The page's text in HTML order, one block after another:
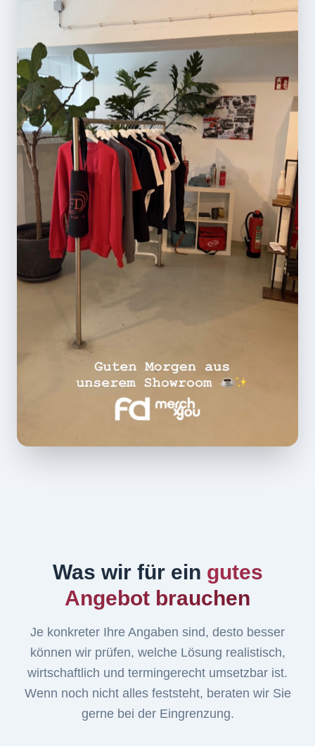
Was wir für ein gutes
Angebot brauchen
Je konkreter Ihre Angaben sind, desto besser
können wir prüfen, welche Lösung realistisch,
wirtschaftlich und termingerecht umsetzbar ist.
Wenn noch nicht alles feststeht, beraten wir Sie
gerne bei der Eingrenzung.